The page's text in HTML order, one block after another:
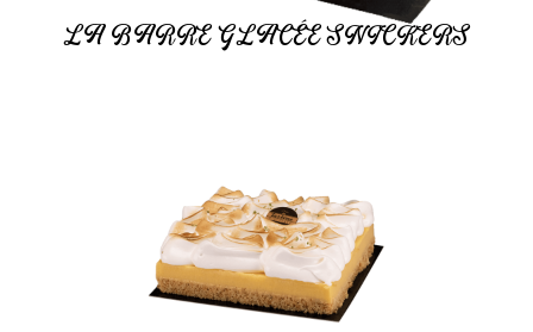
LA BARRE GLACÉE SNICKERS